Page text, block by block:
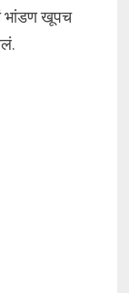
भांडण खूपच